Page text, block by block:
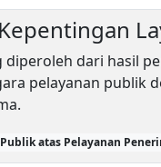
diperoleh dari hasil
pelayanan publik
atas Pelayanan